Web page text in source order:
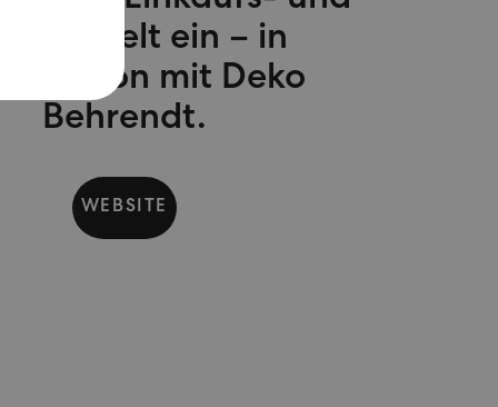
WEBSITE
ein – in
mit Deko
Behrendt.